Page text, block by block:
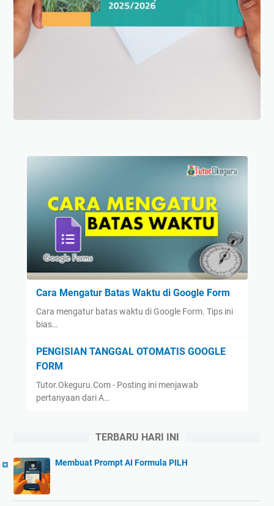
Cara Mengatur Batas Waktu di Google Form
Cara mengatur batas waktu di Google Form. Tips ini
bias…
PENGISIAN TANGGAL OTOMATIS GOOGLE
FORM
Tutor.Okeguru.Com - Posting ini menjawab
pertanyaan dari A…
TERBARU HARI INI
Membuat Prompt AI Formula PILH